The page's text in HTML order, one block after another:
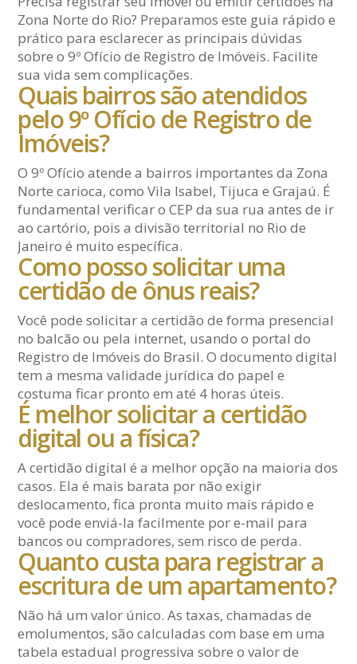
Zona Norte do Rio? Preparamos este guia rápido e
prático para esclarecer as principais dúvidas
sobre o 9º Ofício de Registro de Imóveis. Facilite
sua vida sem complicações.
Quais bairros são atendidos
pelo 9º Ofício de Registro de
Imóveis?
O 9º Ofício atende a bairros importantes da Zona
Norte carioca, como Vila Isabel, Tijuca e Grajaú. É
fundamental verificar o CEP da sua rua antes de ir
ao cartório, pois a divisão territorial no Rio de
Janeiro é muito específica.
Como posso solicitar uma
certidão de ônus reais?
Você pode solicitar a certidão de forma presencial
no balcão ou pela internet, usando o portal do
Registro de Imóveis do Brasil. O documento digital
tem a mesma validade jurídica do papel e
costuma ficar pronto em até 4 horas úteis.
É melhor solicitar a certidão
digital ou a física?
A certidão digital é a melhor opção na maioria dos
casos. Ela é mais barata por não exigir
deslocamento, fica pronta muito mais rápido e
você pode enviá-la facilmente por e-mail para
bancos ou compradores, sem risco de perda.
Quanto custa para registrar a
escritura de um apartamento?
Não há um valor único. As taxas, chamadas de
emolumentos, são calculadas com base em uma
tabela estadual progressiva sobre o valor de